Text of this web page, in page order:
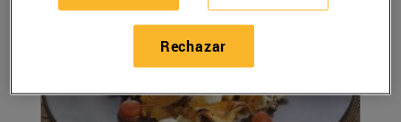
Rechazar